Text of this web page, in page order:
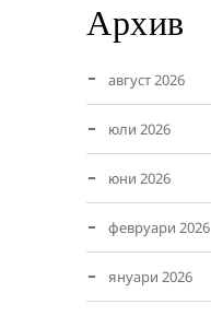
Архив
август 2026
юли 2026
юни 2026
февруари 2026
януари 2026